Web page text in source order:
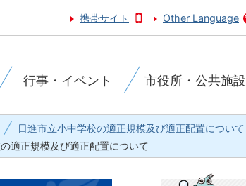
携帯サイト Other Language
行事・イベント 市役所・公共施設
日進市立小中学校の適正規模及び適正配置について
適正規模及び適正配置について